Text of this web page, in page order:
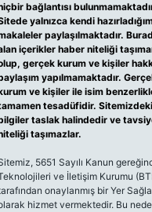
bağlantısı
yalnızca kendi
paylaşılmaktadır.
içerikler haber niteliği
gerçek kurum ve kişiler
yapılmamaktadır.
ve kişiler ile isim
tesadüfidir. Sitemizdeki
taslak halindedir ve
taşımazlar.
5651 Sayılı Kanun
ve İletişim Kurumu
onaylanmış bir Yer
hizmet vermektedir. Bu